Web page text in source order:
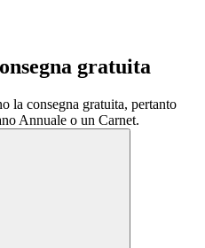
gratuita
la consegna gratuita, pertanto
Annuale o un Carnet.